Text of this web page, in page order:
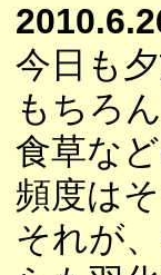
今日も夕
もちろ
食草な
頻度は
それが